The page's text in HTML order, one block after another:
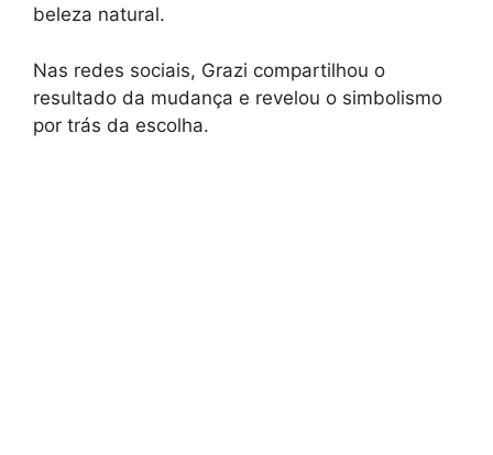
beleza natural.
Nas redes sociais, Grazi compartilhou o
resultado da mudança e revelou o simbolismo
por trás da escolha.